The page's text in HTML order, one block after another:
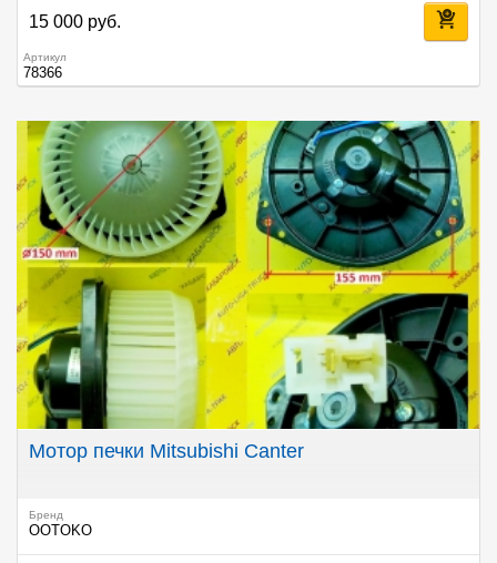
15 000 руб.
Артикул
78366
Мотор печки Mitsubishi Canter
Бренд
OOTOKO